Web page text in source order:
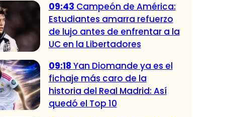
09:43 Campeón de América:
Estudiantes amarra refuerzo
de lujo antes de enfrentar a la
UC en la Libertadores
09:18 Yan Diomande ya es el
fichaje más caro de la
historia del Real Madrid: Así
quedó el Top 10